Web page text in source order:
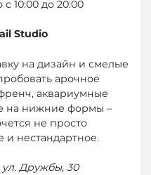
10:00 до 20:00
Studio
на дизайн и смелые
арочное
аквариумные
на нижние формы –
не просто
и нестандартное.
Дружбы, 30